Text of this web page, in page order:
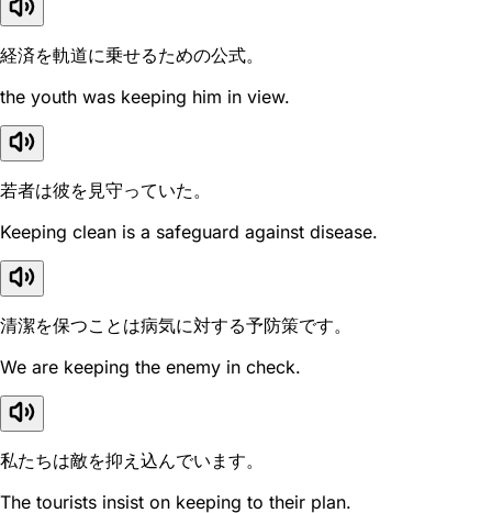
経済を軌道に乗せるための公式。
the youth was keeping him in view.
若者は彼を見守っていた。
Keeping clean is a safeguard against disease.
清潔を保つことは病気に対する予防策です。
We are keeping the enemy in check.
私たちは敵を抑え込んでいます。
The tourists insist on keeping to their plan.